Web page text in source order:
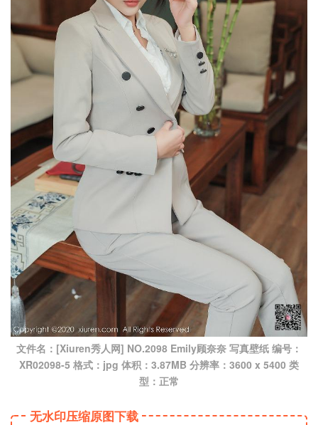
文件名：[Xiuren秀人网] NO.2098 Emily顾奈奈 写真壁纸 编号：
XR02098-5 格式：jpg 体积：3.87MB 分辨率：3600 x 5400 类
型：正常
无水印压缩原图下载